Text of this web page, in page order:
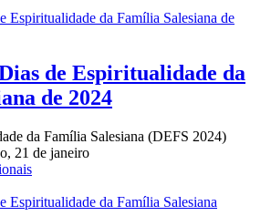
de Espiritualidade da
de 2024
da Família Salesiana (DEFS 2024)
21 de janeiro